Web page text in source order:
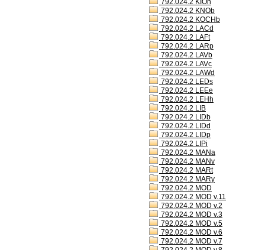
792.024.2 KIOh
792.024.2 KNOb
792.024.2 KOCHb
792.024.2 LACd
792.024.2 LAFt
792.024.2 LARp
792.024.2 LAVb
792.024.2 LAVc
792.024.2 LAWd
792.024.2 LEDs
792.024.2 LEEe
792.024.2 LEHh
792.024.2 LIB
792.024.2 LIDb
792.024.2 LIDd
792.024.2 LIDp
792.024.2 LIPi
792.024.2 MANa
792.024.2 MANv
792.024.2 MARt
792.024.2 MARy
792.024.2 MOD
792.024.2 MOD v.11
792.024.2 MOD v.2
792.024.2 MOD v.3
792.024.2 MOD v.5
792.024.2 MOD v.6
792.024.2 MOD v.7